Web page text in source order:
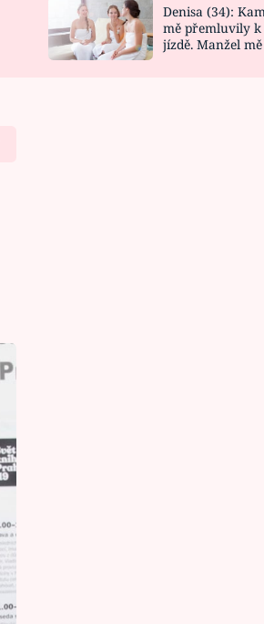
DESIGN
Denisa (34):
mě přemluvily k
jízdě. Manžel